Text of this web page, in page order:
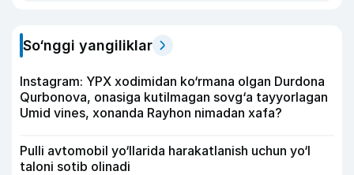
So‘nggi yangiliklar
Instagram: YPX xodimidan ko‘rmana olgan Durdona
Qurbonova, onasiga kutilmagan sovg‘a tayyorlagan
Umid vines, xonanda Rayhon nimadan xafa?
Pulli avtomobil yo‘llarida harakatlanish uchun yo‘l
taloni sotib olinadi